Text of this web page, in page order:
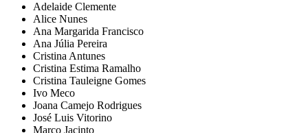
Adelaide Clemente
Alice Nunes
Ana Margarida Francisco
Ana Júlia Pereira
Cristina Antunes
Cristina Estima Ramalho
Cristina Tauleigne Gomes
Ivo Meco
Joana Camejo Rodrigues
José Luis Vitorino
Marco Jacinto